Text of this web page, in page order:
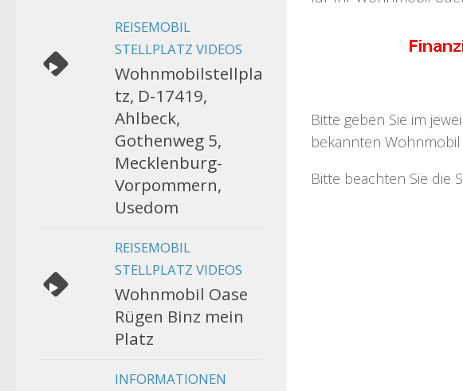
Bitte geben Sie im
bekannten
Bitte beachten Sie die
REISEMOBIL
STELLPLATZ VIDEOS
Wohnmobilstellpla
tz, D-17419,
Ahlbeck,
Gothenweg 5,
Mecklenburg-
Vorpommern,
Usedom
REISEMOBIL
STELLPLATZ VIDEOS
Wohnmobil Oase
Rügen Binz mein
Platz
INFORMATIONEN